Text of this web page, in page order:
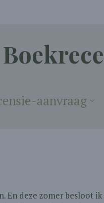
aanvraag
En deze zomer besloot